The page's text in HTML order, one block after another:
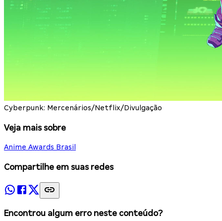
Cyberpunk: Mercenários/Netflix/Divulgação
Veja mais sobre
Anime Awards Brasil
Compartilhe em suas redes
Encontrou algum erro neste conteúdo?